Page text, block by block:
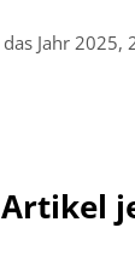
Jahr 2025,